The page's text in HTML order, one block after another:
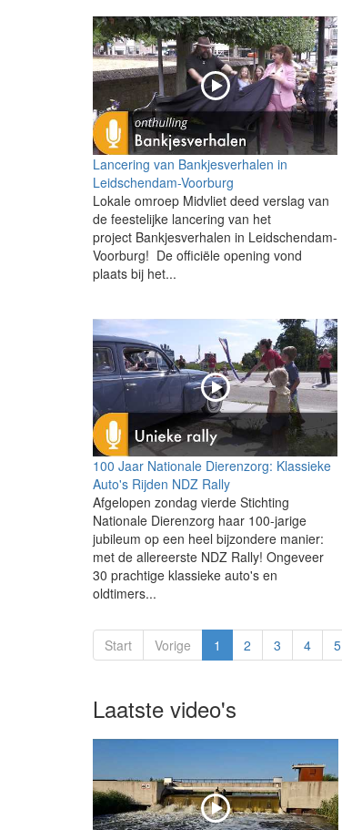
Lancering van Bankjesverhalen in
Leidschendam-Voorburg
Lokale omroep Midvliet deed verslag van
de feestelijke lancering van het
project Bankjesverhalen in Leidschendam-
Voorburg! De officiële opening vond
plaats bij het...
100 Jaar Nationale Dierenzorg: Klassieke
Auto's Rijden NDZ Rally
Afgelopen zondag vierde Stichting
Nationale Dierenzorg haar 100-jarige
jubileum op een heel bijzondere manier:
met de allereerste NDZ Rally! Ongeveer
30 prachtige klassieke auto's en
oldtimers...
Start Vorige 1 2 3 4 5
Laatste video's